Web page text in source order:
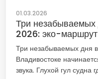
01.03.2026
Три
2026: эко-
Три незабываемых дня
Владивостоке
звука. Глухой гул судна